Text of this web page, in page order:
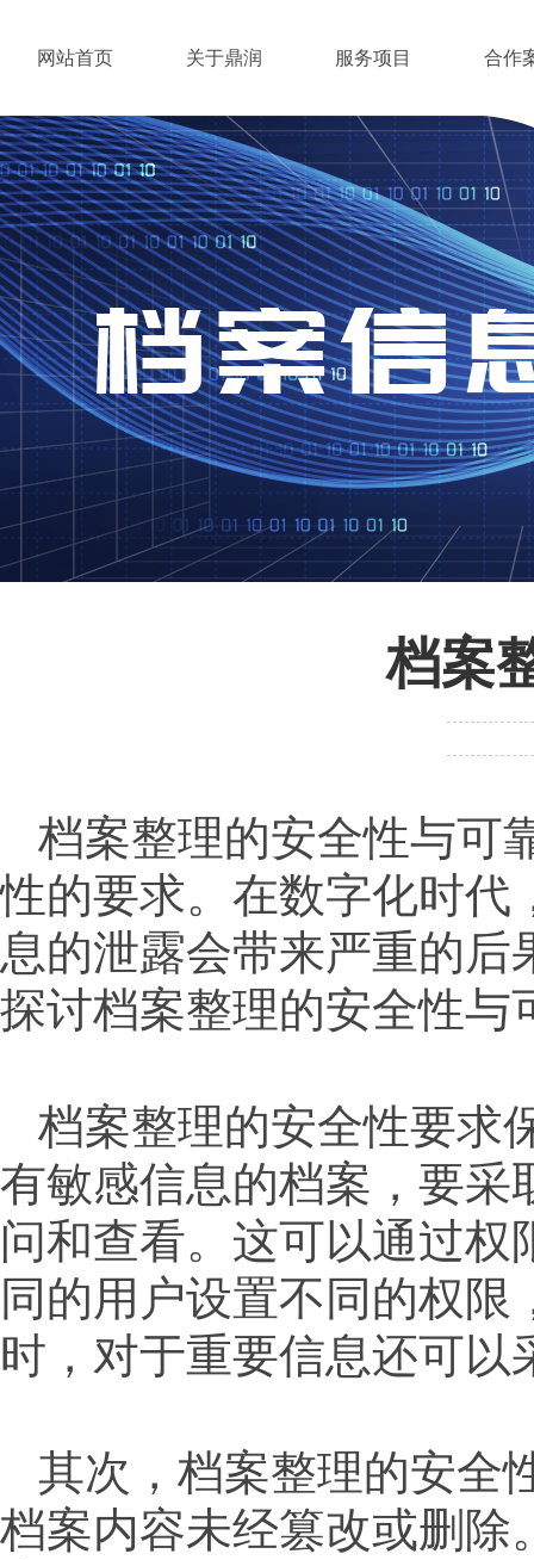
网站首页 关于鼎润 服务项目 合作
档案
档案整理的安全性与可
性的要求。在数字化时代
息的泄露会带来严重的后
探讨档案整理的安全性与
档案整理的安全性要求
有敏感信息的档案，要采
问和查看。这可以通过
同的用户设置不同的权
时，对于重要信息还可
其次，档案整理的安全
档案内容未经篡改或删除